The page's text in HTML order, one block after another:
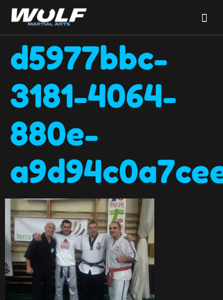
d5977bbc-
3181-4064-
880e-